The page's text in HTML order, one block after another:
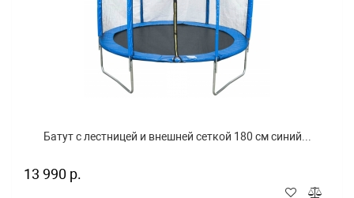
Батут с лестницей и внешней сеткой 180 см синий...
13 990 р.